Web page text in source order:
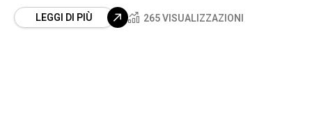
LEGGI DI PIÙ 265 VISUALIZZAZIONI